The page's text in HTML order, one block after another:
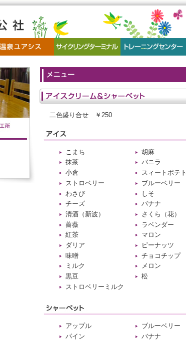
二色盛り合せ ￥250
こまち 胡麻
抹茶
バニラ
小倉
スィートポテト
ストロベリー
ブルーベリー
わさび
しそ
チーズ
バナナ
清酒（新波）
さくら（花）
薔薇
ラベンダー
紅茶
マロン
ダリア
ピーナッツ
味噌
チョコチップ
ミルク
メロン
黒豆
松
ストロベリーミルク
アップル ブルーベリー
パイン
バナナ